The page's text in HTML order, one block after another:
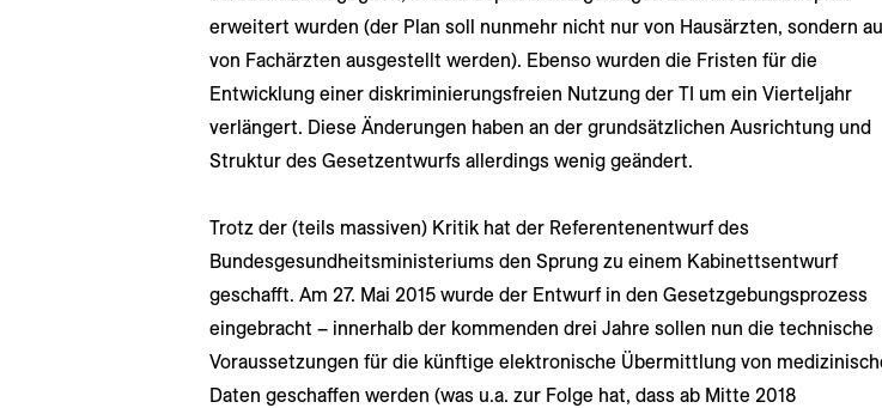
erweitert wurden (der Plan soll nunmehr nicht nur von Hausärzten, sondern
von Fachärzten ausgestellt werden). Ebenso wurden die Fristen für die
Entwicklung einer diskriminierungsfreien Nutzung der TI um ein Vierteljahr
verlängert. Diese Änderungen haben an der grundsätzlichen Ausrichtung und
Struktur des Gesetzentwurfs allerdings wenig geändert.
Trotz der (teils massiven) Kritik hat der Referentenentwurf des
Bundesgesundheitsministeriums den Sprung zu einem Kabinettsentwurf
geschafft. Am 27. Mai 2015 wurde der Entwurf in den Gesetzgebungsprozess
eingebracht – innerhalb der kommenden drei Jahre sollen nun die technische
Voraussetzungen für die künftige elektronische Übermittlung von
Daten geschaffen werden (was u.a. zur Folge hat, dass ab Mitte 2018